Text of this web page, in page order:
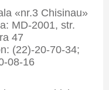
«nr.3 Chisinau»
MD-2001, str.
47
(22)-20-70-34;
08-16